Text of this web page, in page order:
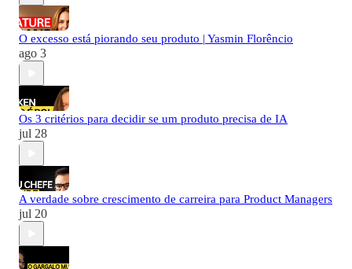
O excesso está piorando seu produto | Yasmin Florêncio
ago 3
Os 3 critérios para decidir se um produto precisa de IA
jul 28
A verdade sobre crescimento de carreira para Product Managers
jul 20